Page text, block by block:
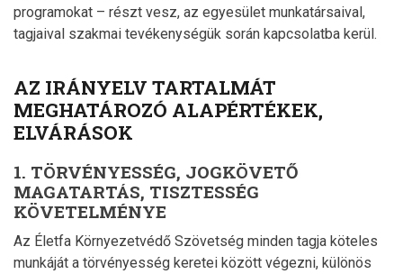
programokat – részt vesz, az egyesület munkatársaival,
tagjaival szakmai tevékenységük során kapcsolatba kerül.
AZ IRÁNYELV TARTALMÁT
MEGHATÁROZÓ ALAPÉRTÉKEK,
ELVÁRÁSOK
1. TÖRVÉNYESSÉG, JOGKÖVETŐ
MAGATARTÁS, TISZTESSÉG
KÖVETELMÉNYE
Az Életfa Környezetvédő Szövetség minden tagja köteles
munkáját a törvényesség keretei között végezni, különös